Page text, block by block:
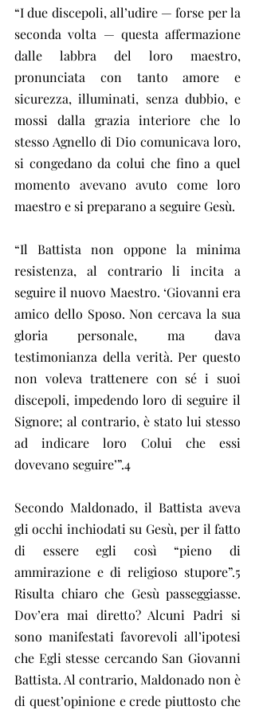
“I due discepoli, all’udire — forse per la
seconda volta — questa affermazione
dalle labbra del loro maestro,
pronunciata con tanto amore e
sicurezza, illuminati, senza dubbio, e
mossi dalla grazia interiore che lo
stesso Agnello di Dio comunicava loro,
si congedano da colui che fino a quel
momento avevano avuto come loro
maestro e si preparano a seguire Gesù.
“Il Battista non oppone la minima
resistenza, al contrario li incita a
seguire il nuovo Maestro. ‘Giovanni era
amico dello Sposo. Non cercava la sua
gloria personale, ma dava
testimonianza della verità. Per questo
non voleva trattenere con sé i suoi
discepoli, impedendo loro di seguire il
Signore; al contrario, è stato lui stesso
ad indicare loro Colui che essi
dovevano seguire’”.4
Secondo Maldonado, il Battista aveva
gli occhi inchiodati su Gesù, per il fatto
di essere egli così “pieno di
ammirazione e di religioso stupore”.5
Risulta chiaro che Gesù passeggiasse.
Dov’era mai diretto? Alcuni Padri si
sono manifestati favorevoli all’ipotesi
che Egli stesse cercando San Giovanni
Battista. Al contrario, Maldonado non è
di quest’opinione e crede piuttosto che